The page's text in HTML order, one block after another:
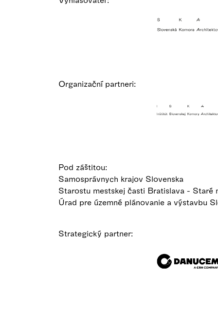
Organizační partneri:
Pod záštitou:
Samosprávnych krajov Slovenska
Starostu mestskej časti Bratislava - Staré
Úrad pre územné plánovanie a výstavbu
Strategický partner: